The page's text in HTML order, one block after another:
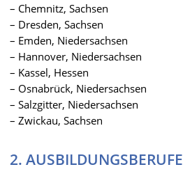
– Chemnitz, Sachsen
– Dresden, Sachsen
– Emden, Niedersachsen
– Hannover, Niedersachsen
– Kassel, Hessen
– Osnabrück, Niedersachsen
– Salzgitter, Niedersachsen
– Zwickau, Sachsen
2. AUSBILDUNGSBERUFE